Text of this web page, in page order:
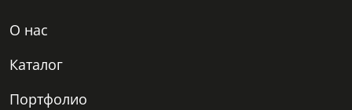
О нас
Каталог
Портфолио